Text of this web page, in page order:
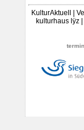
KulturAktuell |
kulturhaus lÿz